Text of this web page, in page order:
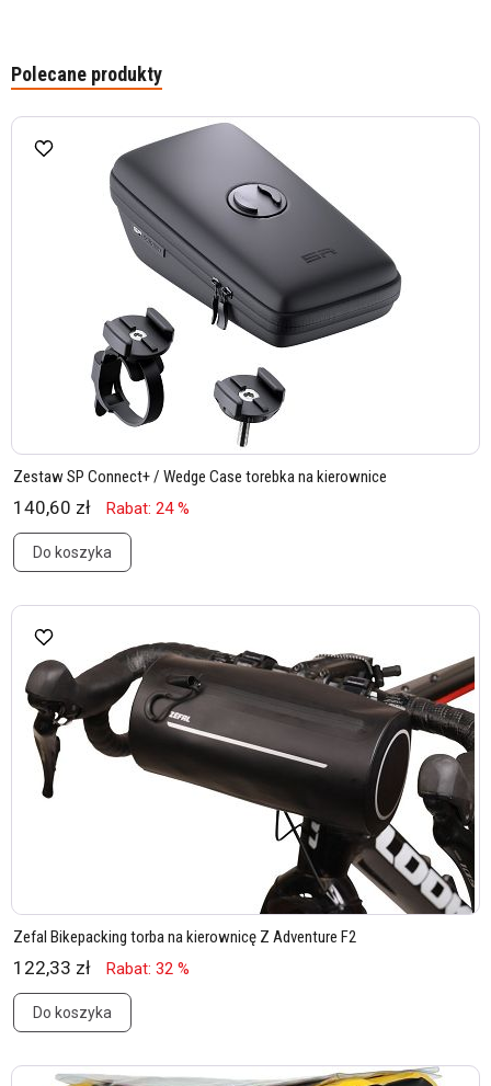
Polecane produkty
Zestaw SP Connect+ / Wedge Case torebka na kierownice
140,60 zł Rabat: 24 %
Do koszyka
Zefal Bikepacking torba na kierownicę Z Adventure F2
122,33 zł Rabat: 32 %
Do koszyka